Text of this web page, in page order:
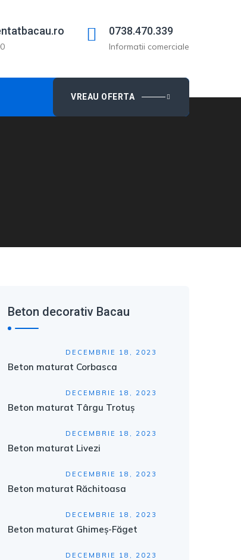
0738.470.339
Informatii comerciale
VREAU OFERTA
Beton decorativ Bacau
DECEMBRIE 18, 2023
Beton maturat Corbasca
DECEMBRIE 18, 2023
Beton maturat Târgu Trotuș
DECEMBRIE 18, 2023
Beton maturat Livezi
DECEMBRIE 18, 2023
Beton maturat Răchitoasa
DECEMBRIE 18, 2023
Beton maturat Ghimeș-Făget
DECEMBRIE 18, 2023